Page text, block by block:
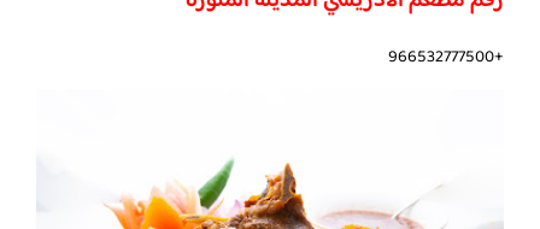
+966532777500